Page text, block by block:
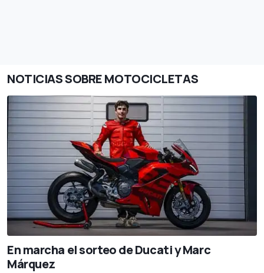
NOTICIAS SOBRE MOTOCICLETAS
En marcha el sorteo de Ducati y Marc
Márquez